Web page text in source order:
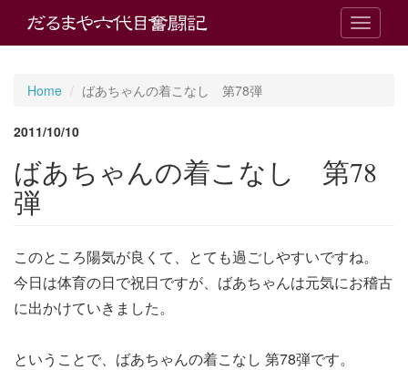
T
o
v
i
o
Home ばあちゃんの着こなし 第78弾
2011/10/10
ばあちゃんの着こなし 第78
弾
このところ陽気が良くて、とても過ごしやすいですね。
今日は体育の日で祝日ですが、ばあちゃんは元気にお稽古
に出かけていきました。
ということで、ばあちゃんの着こなし 第78弾です。